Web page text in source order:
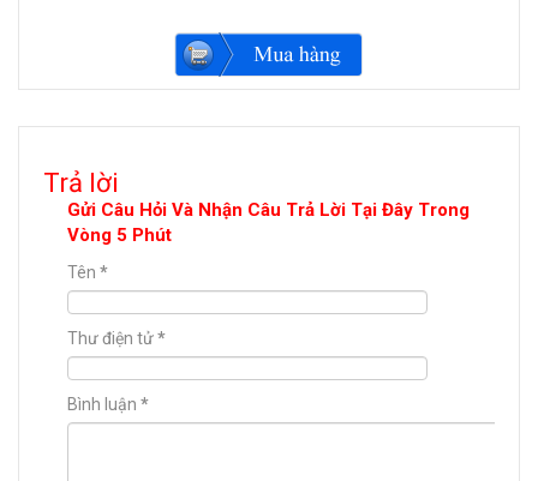
Trả lời
Gửi Câu Hỏi Và Nhận Câu Trả Lời Tại Đây Trong
Vòng 5 Phút
Tên *
Thư điện tử*
Bình luận *